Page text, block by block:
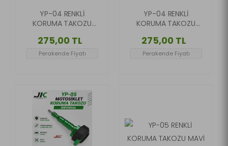
YP-04 RENKLİ
KORUMA TAKOZU
FİYATIDIR )
275,00 TL
Perakende Fiyatı
YP-04 RENKLİ
KORUMA TAKOZU
FİYATIDIR )
275,00 TL
Perakende Fiyatı